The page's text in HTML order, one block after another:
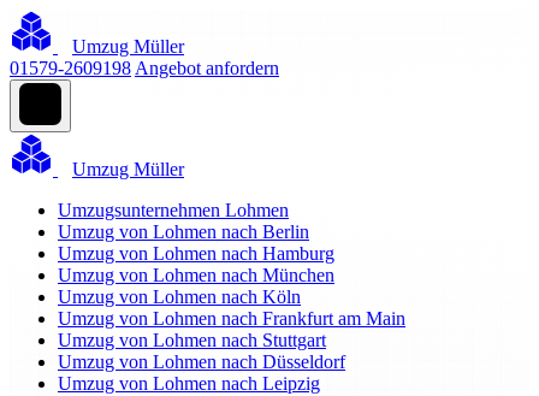
Umzug Müller
01579-2609198 Angebot anfordern
Umzug Müller
Umzugsunternehmen Lohmen
Umzug von Lohmen nach Berlin
Umzug von Lohmen nach Hamburg
Umzug von Lohmen nach München
Umzug von Lohmen nach Köln
Umzug von Lohmen nach Frankfurt am Main
Umzug von Lohmen nach Stuttgart
Umzug von Lohmen nach Düsseldorf
Umzug von Lohmen nach Leipzig